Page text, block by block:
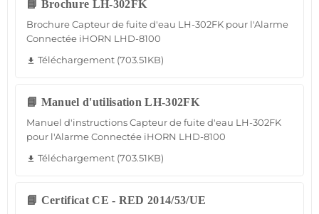
📘 Brochure LH-302FK
Brochure Capteur de fuite d'eau LH-302FK pour l'Alarme
Connectée iHORN LHD-8100
file_download Téléchargement (703.51KB)
📘 Manuel d'utilisation LH-302FK
Manuel d'instructions Capteur de fuite d'eau LH-302FK
pour l'Alarme Connectée iHORN LHD-8100
file_download Téléchargement (703.51KB)
📘 Certificat CE - RED 2014/53/UE